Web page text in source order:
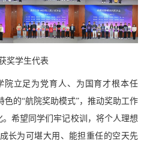
奖学生代表
院立足为党育人、为国育才根本任
的“航院奖助模式”，推动奖助工作
。希望同学们牢记校训，将个人理想
长为可堪大用、能担重任的空天先